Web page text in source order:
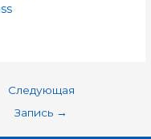
Следующая
Запись →